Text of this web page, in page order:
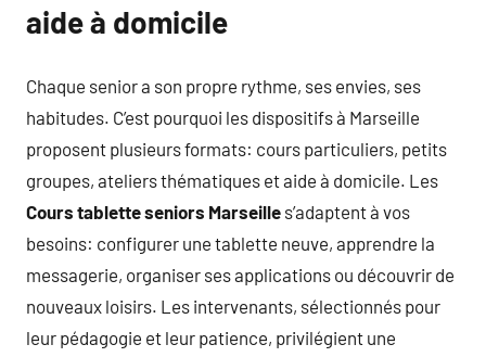
aide à domicile
Chaque senior a son propre rythme, ses envies, ses
habitudes. C’est pourquoi les dispositifs à Marseille
proposent plusieurs formats: cours particuliers, petits
groupes, ateliers thématiques et aide à domicile. Les
Cours tablette seniors Marseille s’adaptent à vos
besoins: configurer une tablette neuve, apprendre la
messagerie, organiser ses applications ou découvrir de
nouveaux loisirs. Les intervenants, sélectionnés pour
leur pédagogie et leur patience, privilégient une